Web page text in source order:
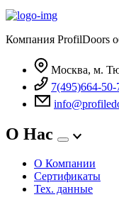
Компания ProfilDoors
Москва, м.
7(495)664-50-
О Нас
О Компании
Сертификаты
Тех. данные